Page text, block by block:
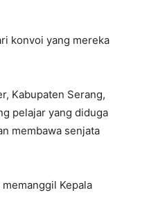
konvoi yang mereka
Kabupaten Serang,
pelajar yang diduga
membawa senjata
Kepala